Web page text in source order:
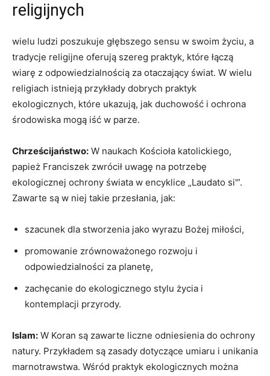
religijnych
wielu ludzi poszukuje‍ głębszego sensu w‍ swoim życiu, a
tradycje⁣ religijne oferują szereg⁢ praktyk, ⁢które ⁤łączą
wiarę⁣ z odpowiedzialnością za otaczający świat. ⁣W wielu
⁢religiach istnieją przykłady dobrych praktyk
ekologicznych, które ukazują,‍ jak⁣ duchowość i⁢ ochrona
środowiska mogą iść ‌w parze.
Chrześcijaństwo: W naukach ⁤Kościoła katolickiego,
papież Franciszek zwrócił uwagę ‌na potrzebę
ekologicznej ochrony świata w⁣ encyklice „Laudato si'”.
Zawarte są‌ w ⁢niej takie przesłania,​ jak:
szacunek dla stworzenia jako⁣ wyrazu ⁢Bożej miłości,
promowanie zrównoważonego‍ rozwoju i
⁤odpowiedzialności za ‌planetę,
zachęcanie do ekologicznego stylu życia ⁣i⁣
kontemplacji przyrody.
Islam: W Koran są zawarte ⁢liczne ⁢odniesienia do ochrony
natury.​ Przykładem są‍ zasady⁣ dotyczące ⁣umiaru ‍i⁤ unikania
marnotrawstwa. Wśród praktyk ekologicznych można